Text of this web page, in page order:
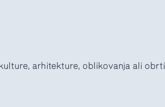
arhitekture, oblikovanja ali obrti